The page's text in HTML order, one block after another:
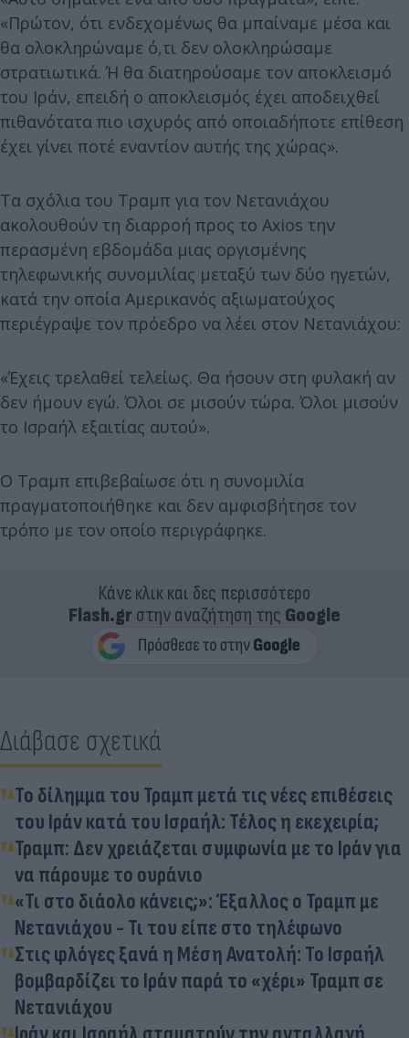
«Πρώτον, ότι ενδεχομένως θα μπαίναμε μέσα και
θα ολοκληρώναμε ό,τι δεν ολοκληρώσαμε
στρατιωτικά. Ή θα διατηρούσαμε τον αποκλεισμό
του Ιράν, επειδή ο αποκλεισμός έχει αποδειχθεί
πιθανότατα πιο ισχυρός από οποιαδήποτε επίθεση
έχει γίνει ποτέ εναντίον αυτής της χώρας».
Τα σχόλια του Τραμπ για τον Νετανιάχου
ακολουθούν τη διαρροή προς το Axios την
περασμένη εβδομάδα μιας οργισμένης
τηλεφωνικής συνομιλίας μεταξύ των δύο ηγετών,
κατά την οποία Αμερικανός αξιωματούχος
περιέγραψε τον πρόεδρο να λέει στον Νετανιάχου:
«Έχεις τρελαθεί τελείως. Θα ήσουν στη φυλακή αν
δεν ήμουν εγώ. Όλοι σε μισούν τώρα. Όλοι μισούν
το Ισραήλ εξαιτίας αυτού».
Ο Τραμπ επιβεβαίωσε ότι η συνομιλία
πραγματοποιήθηκε και δεν αμφισβήτησε τον
τρόπο με τον οποίο περιγράφηκε.
Κάνε κλικ και δες περισσότερο
Flash.grστην αναζήτηση της Google
Διάβασε σχετικά
Το δίλημμα του Τραμπ μετά τις νέες επιθέσεις
του Ιράν κατά του Ισραήλ: Τέλος η εκεχειρία;
Τραμπ: Δεν χρειάζεται συμφωνία με το Ιράν για
να πάρουμε το ουράνιο
«Τι στο διάολο κάνεις;»: Έξαλλος ο Τραμπ με
Νετανιάχου - Τι του είπε στο τηλέφωνο
Στις φλόγες ξανά η Μέση Ανατολή: Το Ισραήλ
βομβαρδίζει το Ιράν παρά το «χέρι» Τραμπ σε
Νετανιάχου